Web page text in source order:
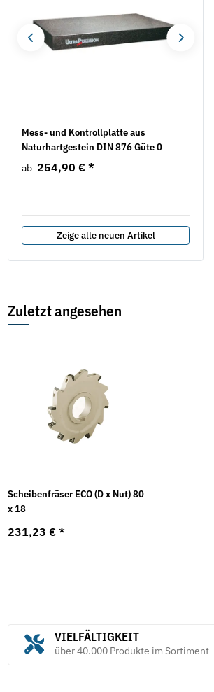
Mess- und Kontrollplatte aus
Naturhartgestein DIN 876 Güte 0
ab 254,90 € *
Zeige alle neuen Artikel
Zuletzt angesehen
Scheibenfräser ECO (D x Nut) 80
x 18
231,23 €*
VIELFÄLTIGKEIT
über 40.000 Produkte im Sortiment